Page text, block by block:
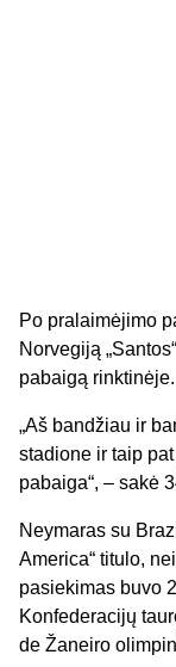
Po pralaimėjimo
Norvegiją
pabaigą rinktinėje.
„Aš bandžiau ir
stadione ir taip
pabaiga“, – sakė
Neymaras su
America“ titulo,
pasiekimas buvo
Konfederacijų
de Žaneiro